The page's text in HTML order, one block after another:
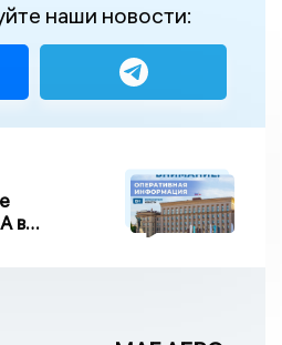
наши новости:
в